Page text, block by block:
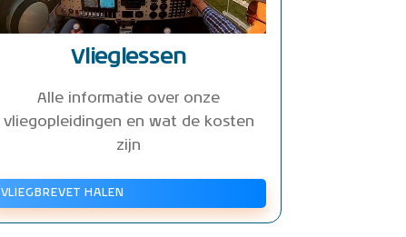
Vlieglessen
Alle informatie over onze
vliegopleidingen en wat de kosten
zijn
VLIEGBREVET HALEN